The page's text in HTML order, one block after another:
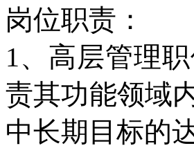
岗位职责：
1、高层管理
责其功能领域
中长期目标的